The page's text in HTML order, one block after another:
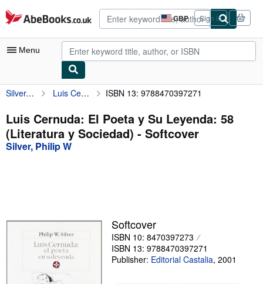
Skip to main content
AbeBooks.co.uk GBP
Site
shopping
preferences
Sign in
Menu
My Account
My Purchases
Advanced Search
Textbooks
Start Selling
Silver, Philip W Luis Cernuda: El Poeta y Su Leyenda: 58 (Literatura y Sociedad) ISBN 13: 9788470397271
Luis Cernuda: El Poeta y Su Leyenda: 58
(Literatura y Sociedad) - Softcover
Silver, Philip W
Softcover
ISBN 10: 8470397273
ISBN 13: 9788470397271
Publisher: Editorial Castalia, 2001